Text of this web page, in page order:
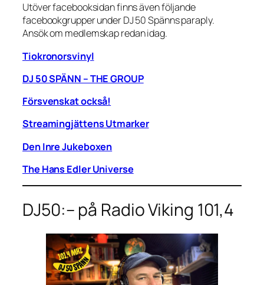
Utöver facebooksidan finns även följande
facebookgrupper under DJ 50 Spänns paraply.
Ansök om medlemskap redan idag.
Tiokronorsvinyl
DJ 50 SPÄNN – THE GROUP
Försvenskat också!
Streamingjättens Utmarker
Den Inre Jukeboxen
The Hans Edler Universe
DJ50:– på Radio Viking 101,4